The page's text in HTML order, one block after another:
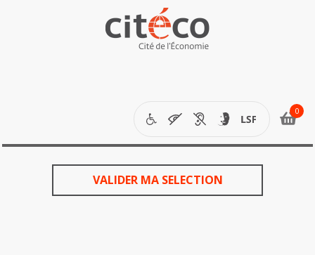
étapes
de
votre
commande
VALIDER MA SELECTION